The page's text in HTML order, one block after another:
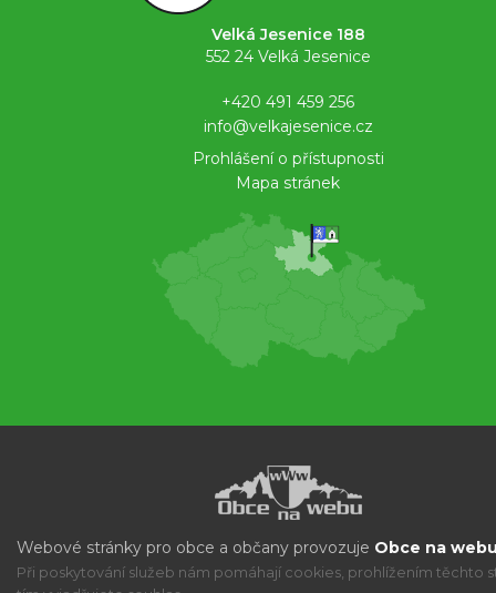
Velká Jesenice 188
552 24 Velká Jesenice
+420 491 459 256
info@velkajesenice.cz
Prohlášení o přístupnosti
Mapa stránek
Webové stránky pro obce a občany provozuje Obce na
Při poskytování služeb nám pomáhají cookies, prohlížením těchto